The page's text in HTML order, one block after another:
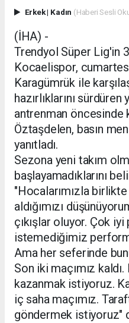
Erkek| Kadın (Haberi Sesli
(İHA) -
Trendyol Süper Lig'in
Kocaelispor,
Karagümrük ile
hazırlıklarını
antrenman öncesinde
Öztaşdelen, basın
yanıtladı.
Sezona yeni takım
başlayamadıklarını
"Hocalarımızla
aldığımızı
çıkışlar oluyor. Çok
istemediğimiz
Ama her seferinde
Son iki maçımız
kazanmak istiyoruz.
iç saha maçımız.
göndermek istiyoruz"